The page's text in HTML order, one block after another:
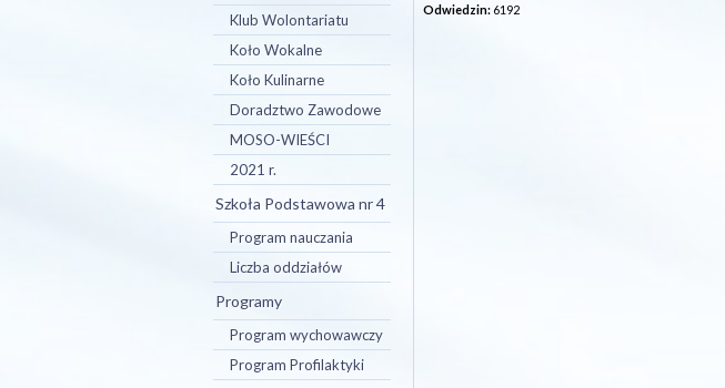
Klub Wolontariatu
Koło Wokalne
Koło Kulinarne
Doradztwo Zawodowe
MOSO-WIEŚCI
2021 r.
Szkoła Podstawowa nr 4
Program nauczania
Liczba oddziałów
Programy
Program wychowawczy
Program Profilaktyki
Odwiedzin: 6192